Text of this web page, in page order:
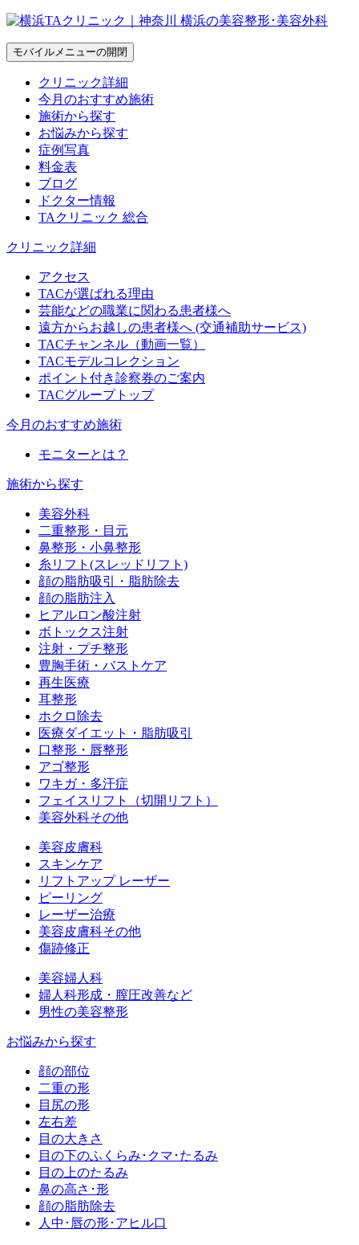
モバイルメニューの開閉
クリニック詳細
今月のおすすめ施術
施術から探す
お悩みから探す
症例写真
料金表
ブログ
ドクター情報
TAクリニック 総合
クリニック詳細
アクセス
TACが選ばれる理由
芸能などの職業に関わる患者様へ
遠方からお越しの患者様へ (交通補助サービス)
TACチャンネル（動画一覧）
TACモデルコレクション
ポイント付き診察券のご案内
TACグループトップ
今月のおすすめ施術
モニターとは？
施術から探す
美容外科
二重整形・目元
鼻整形・小鼻整形
糸リフト(スレッドリフト)
顔の脂肪吸引・脂肪除去
顔の脂肪注入
ヒアルロン酸注射
ボトックス注射
注射・プチ整形
豊胸手術・バストケア
再生医療
耳整形
ホクロ除去
医療ダイエット・脂肪吸引
口整形・唇整形
アゴ整形
ワキガ・多汗症
フェイスリフト（切開リフト）
美容外科その他
美容皮膚科
スキンケア
リフトアップ レーザー
ピーリング
レーザー治療
美容皮膚科その他
傷跡修正
美容婦人科
婦人科形成・膣圧改善など
男性の美容整形
お悩みから探す
顔の部位
二重の形
目尻の形
左右差
目の大きさ
目の下のふくらみ･クマ･たるみ
目の上のたるみ
鼻の高さ･形
顔の脂肪除去
人中･唇の形･アヒル口